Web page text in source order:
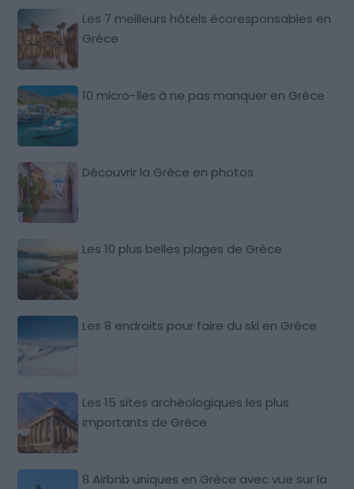
Les 7 meilleurs hôtels écoresponsables en
Grèce
10 micro-îles à ne pas manquer en Grèce
Découvrir la Grèce en photos
Les 10 plus belles plages de Grèce
Les 8 endroits pour faire du ski en Grèce
Les 15 sites archéologiques les plus
importants de Grèce
8 Airbnb uniques en Grèce avec vue sur la